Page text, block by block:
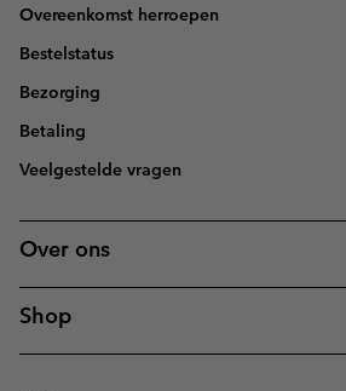
Overeenkomst herroepen
Bestelstatus
Bezorging
Betaling
Veelgestelde vragen
Over ons
Shop